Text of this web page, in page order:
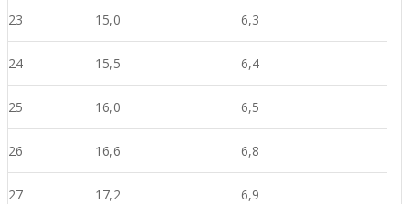
23 15,0 6,3
24 15,5 6,4
25 16,0 6,5
26 16,6 6,8
27 17,2 6,9